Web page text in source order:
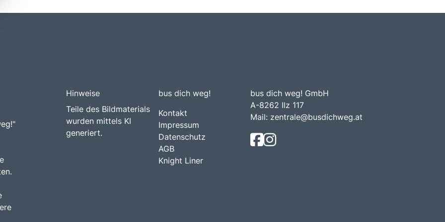
Hinweise
Teile des Bildmaterials
wurden mittels KI
generiert.
bus dich weg!
Kontakt
Impressum
Datenschutz
AGB
Knight Liner
bus dich weg! GmbH
A-8262 Ilz 117
Mail: zentrale@busdichweg.at